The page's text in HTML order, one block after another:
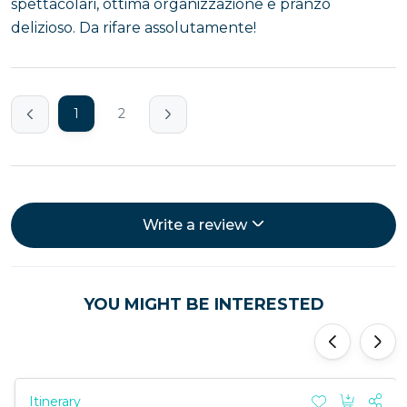
spettacolari, ottima organizzazione e pranzo
delizioso. Da rifare assolutamente!
1 2
Write a review
YOU MIGHT BE INTERESTED
Itinerary
'